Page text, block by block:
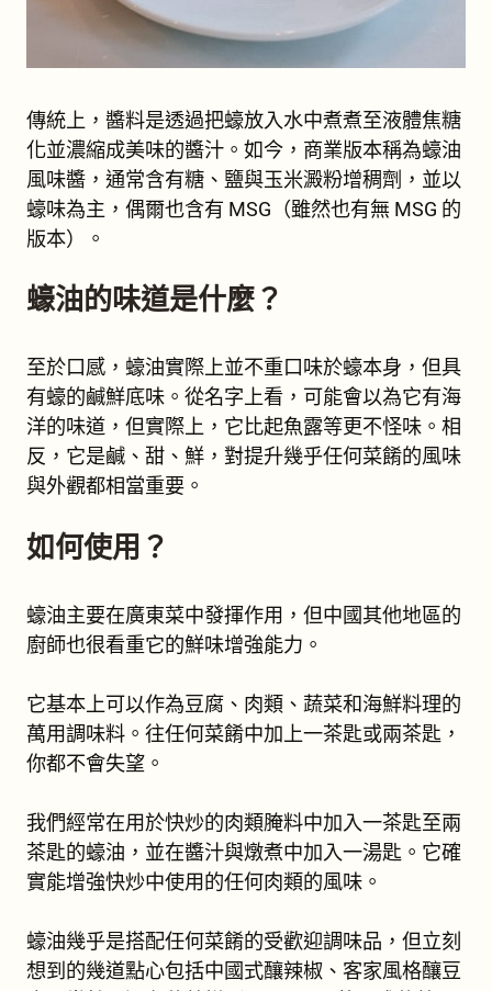
傳統上，醬料是透過把蠔放入水中煮煮至液體焦糖
化並濃縮成美味的醬汁。如今，商業版本稱為蠔油
風味醬，通常含有糖、鹽與玉米澱粉增稠劑，並以
蠔味為主，偶爾也含有 MSG（雖然也有無 MSG 的
版本）。
蠔油的味道是什麼？
至於口感，蠔油實際上並不重口味於蠔本身，但具
有蠔的鹹鮮底味。從名字上看，可能會以為它有海
洋的味道，但實際上，它比起魚露等更不怪味。相
反，它是鹹、甜、鮮，對提升幾乎任何菜餚的風味
與外觀都相當重要。
如何使用？
蠔油主要在廣東菜中發揮作用，但中國其他地區的
廚師也很看重它的鮮味增強能力。
它基本上可以作為豆腐、肉類、蔬菜和海鮮料理的
萬用調味料。往任何菜餚中加上一茶匙或兩茶匙，
你都不會失望。
我們經常在用於快炒的肉類腌料中加入一茶匙至兩
茶匙的蠔油，並在醬汁與燉煮中加入一湯匙。它確
實能增強快炒中使用的任何肉類的風味。
蠔油幾乎是搭配任何菜餚的受歡迎調味品，但立刻
想到的幾道點心包括中國式釀辣椒、客家風格釀豆